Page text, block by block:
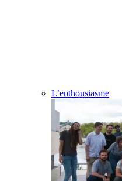
L’enthousiasme